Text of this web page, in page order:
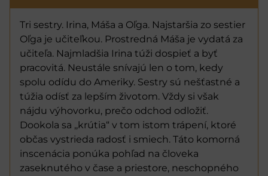
Tri sestry. Irina, Máša a Oľga. Najstaršia zo sestier
Oľga je učiteľkou. Prostredná Máša je vydatá za
učiteľa. Najmladšia Irina túži dospieť a byť
pracovitá. Neustále snívajú len o tom, kedy
spolu odídu do Ameriky. Sestry sú nešťastné a
túžia odísť za lepším životom. Vždy si však
nájdu výhovorku, prečo odchod odložiť.
Dookola sa ,,krútia“ v tom istom trápení, ktoré
občas vystrieda radosť i smiech. Táto komorná
inscenácia ponúka pohľad na človeka
zaseknutého v čase a priestore, neschopného